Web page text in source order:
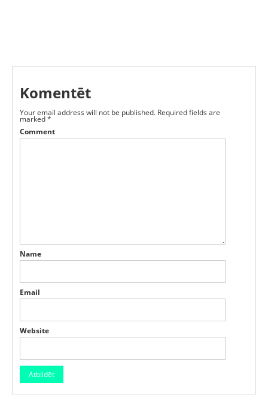
Komentēt
Your email address will not be published. Required fields are
marked*
Comment
Name
Email
Website